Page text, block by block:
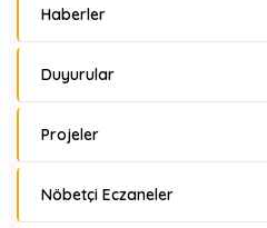
Haberler
Duyurular
Projeler
Nöbetçi Eczaneler